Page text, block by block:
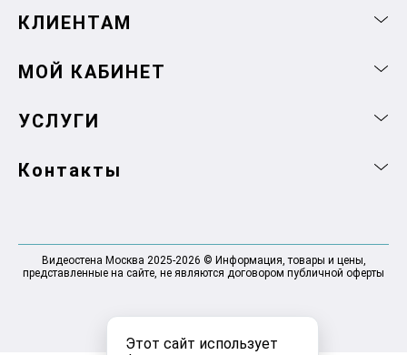
Этот сайт использует
КЛИЕНТАМ
МОЙ КАБИНЕТ
УСЛУГИ
Контакты
Видеостена Москва 2025-2026 © Информация, товары и цены,
представленные на сайте, не являются договором публичной оферты